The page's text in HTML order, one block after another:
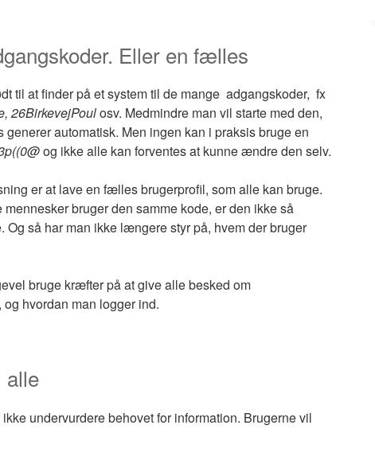
Eller en fælles
til at finder på et system til de mange adgangskoder, fx
26BirkevejPoulosv. Medmindre man vil starte med den,
generer automatisk. Men ingen kan i praksis bruge en
og ikke alle kan forventes at kunne ændre den selv.
er at lave en fælles brugerprofil, som alle kan bruge.
mennesker bruger den samme kode, er den ikke så
Og så har man ikke længere styr på, hvem der bruger
bruge kræfter på at give alle besked om
hvordan man logger ind.
alle
undervurdere behovet for information. Brugerne vil